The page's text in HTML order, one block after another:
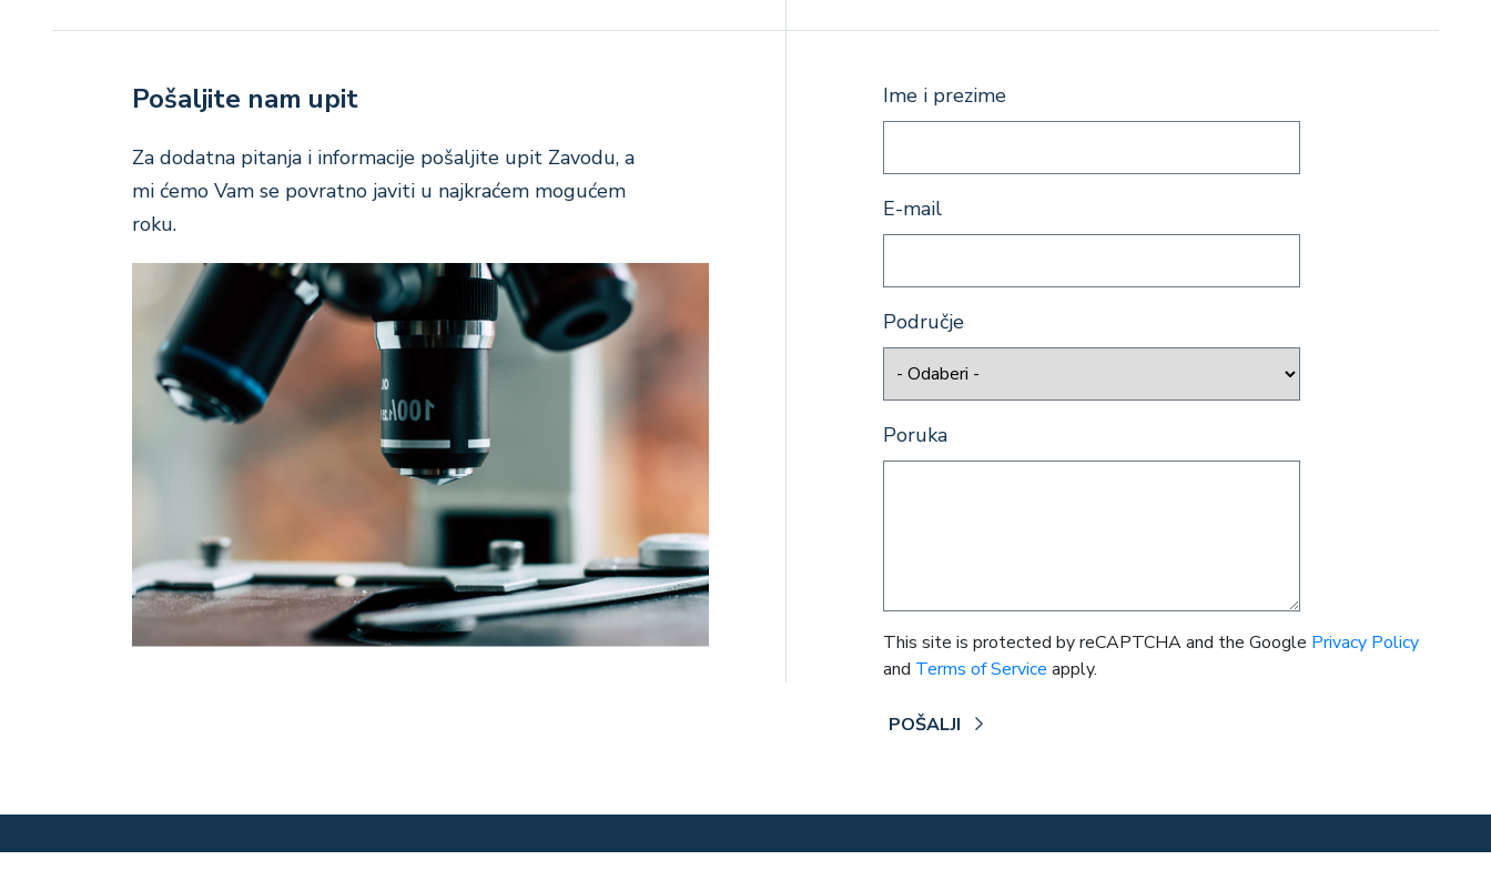
Pošaljite nam upit
Za dodatna pitanja i informacije pošaljite upit Zavodu, a
mi ćemo Vam se povratno javiti u najkraćem mogućem
roku.
Ime i prezime
E-mail
Područje
Poruka
This site is protected by reCAPTCHA and the Google Privacy Policy
and Terms of Service apply.